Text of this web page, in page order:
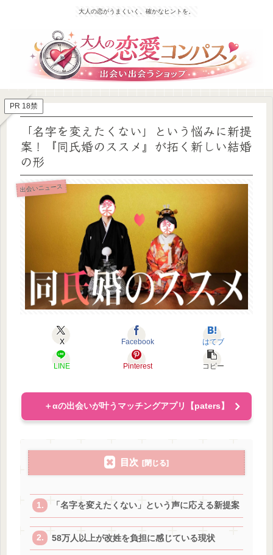
大人の恋がうまくいく、確かなヒントを。
PR 18禁
「名字を変えたくない」という悩みに新提
案！『同氏婚のススメ』が拓く新しい結婚
の形
出会いニュース
X Facebook はてブ
LINE Pinterest コピー
＋αの出会いが叶うマッチングアプリ【paters】
目次
「名字を変えたくない」という声に応える新提案
58万人以上が改姓を負担に感じている現状